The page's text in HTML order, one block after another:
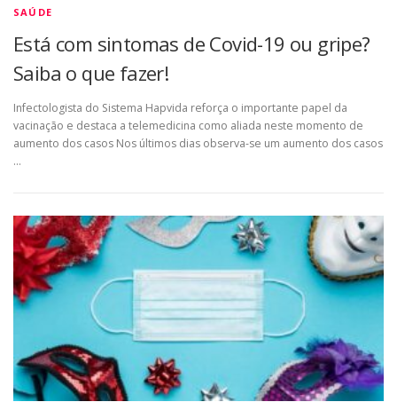
SAÚDE
Está com sintomas de Covid-19 ou gripe?
Saiba o que fazer!
Infectologista do Sistema Hapvida reforça o importante papel da
vacinação e destaca a telemedicina como aliada neste momento de
aumento dos casos Nos últimos dias observa-se um aumento dos casos
…